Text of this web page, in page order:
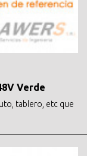
Verde
tablero, etc que